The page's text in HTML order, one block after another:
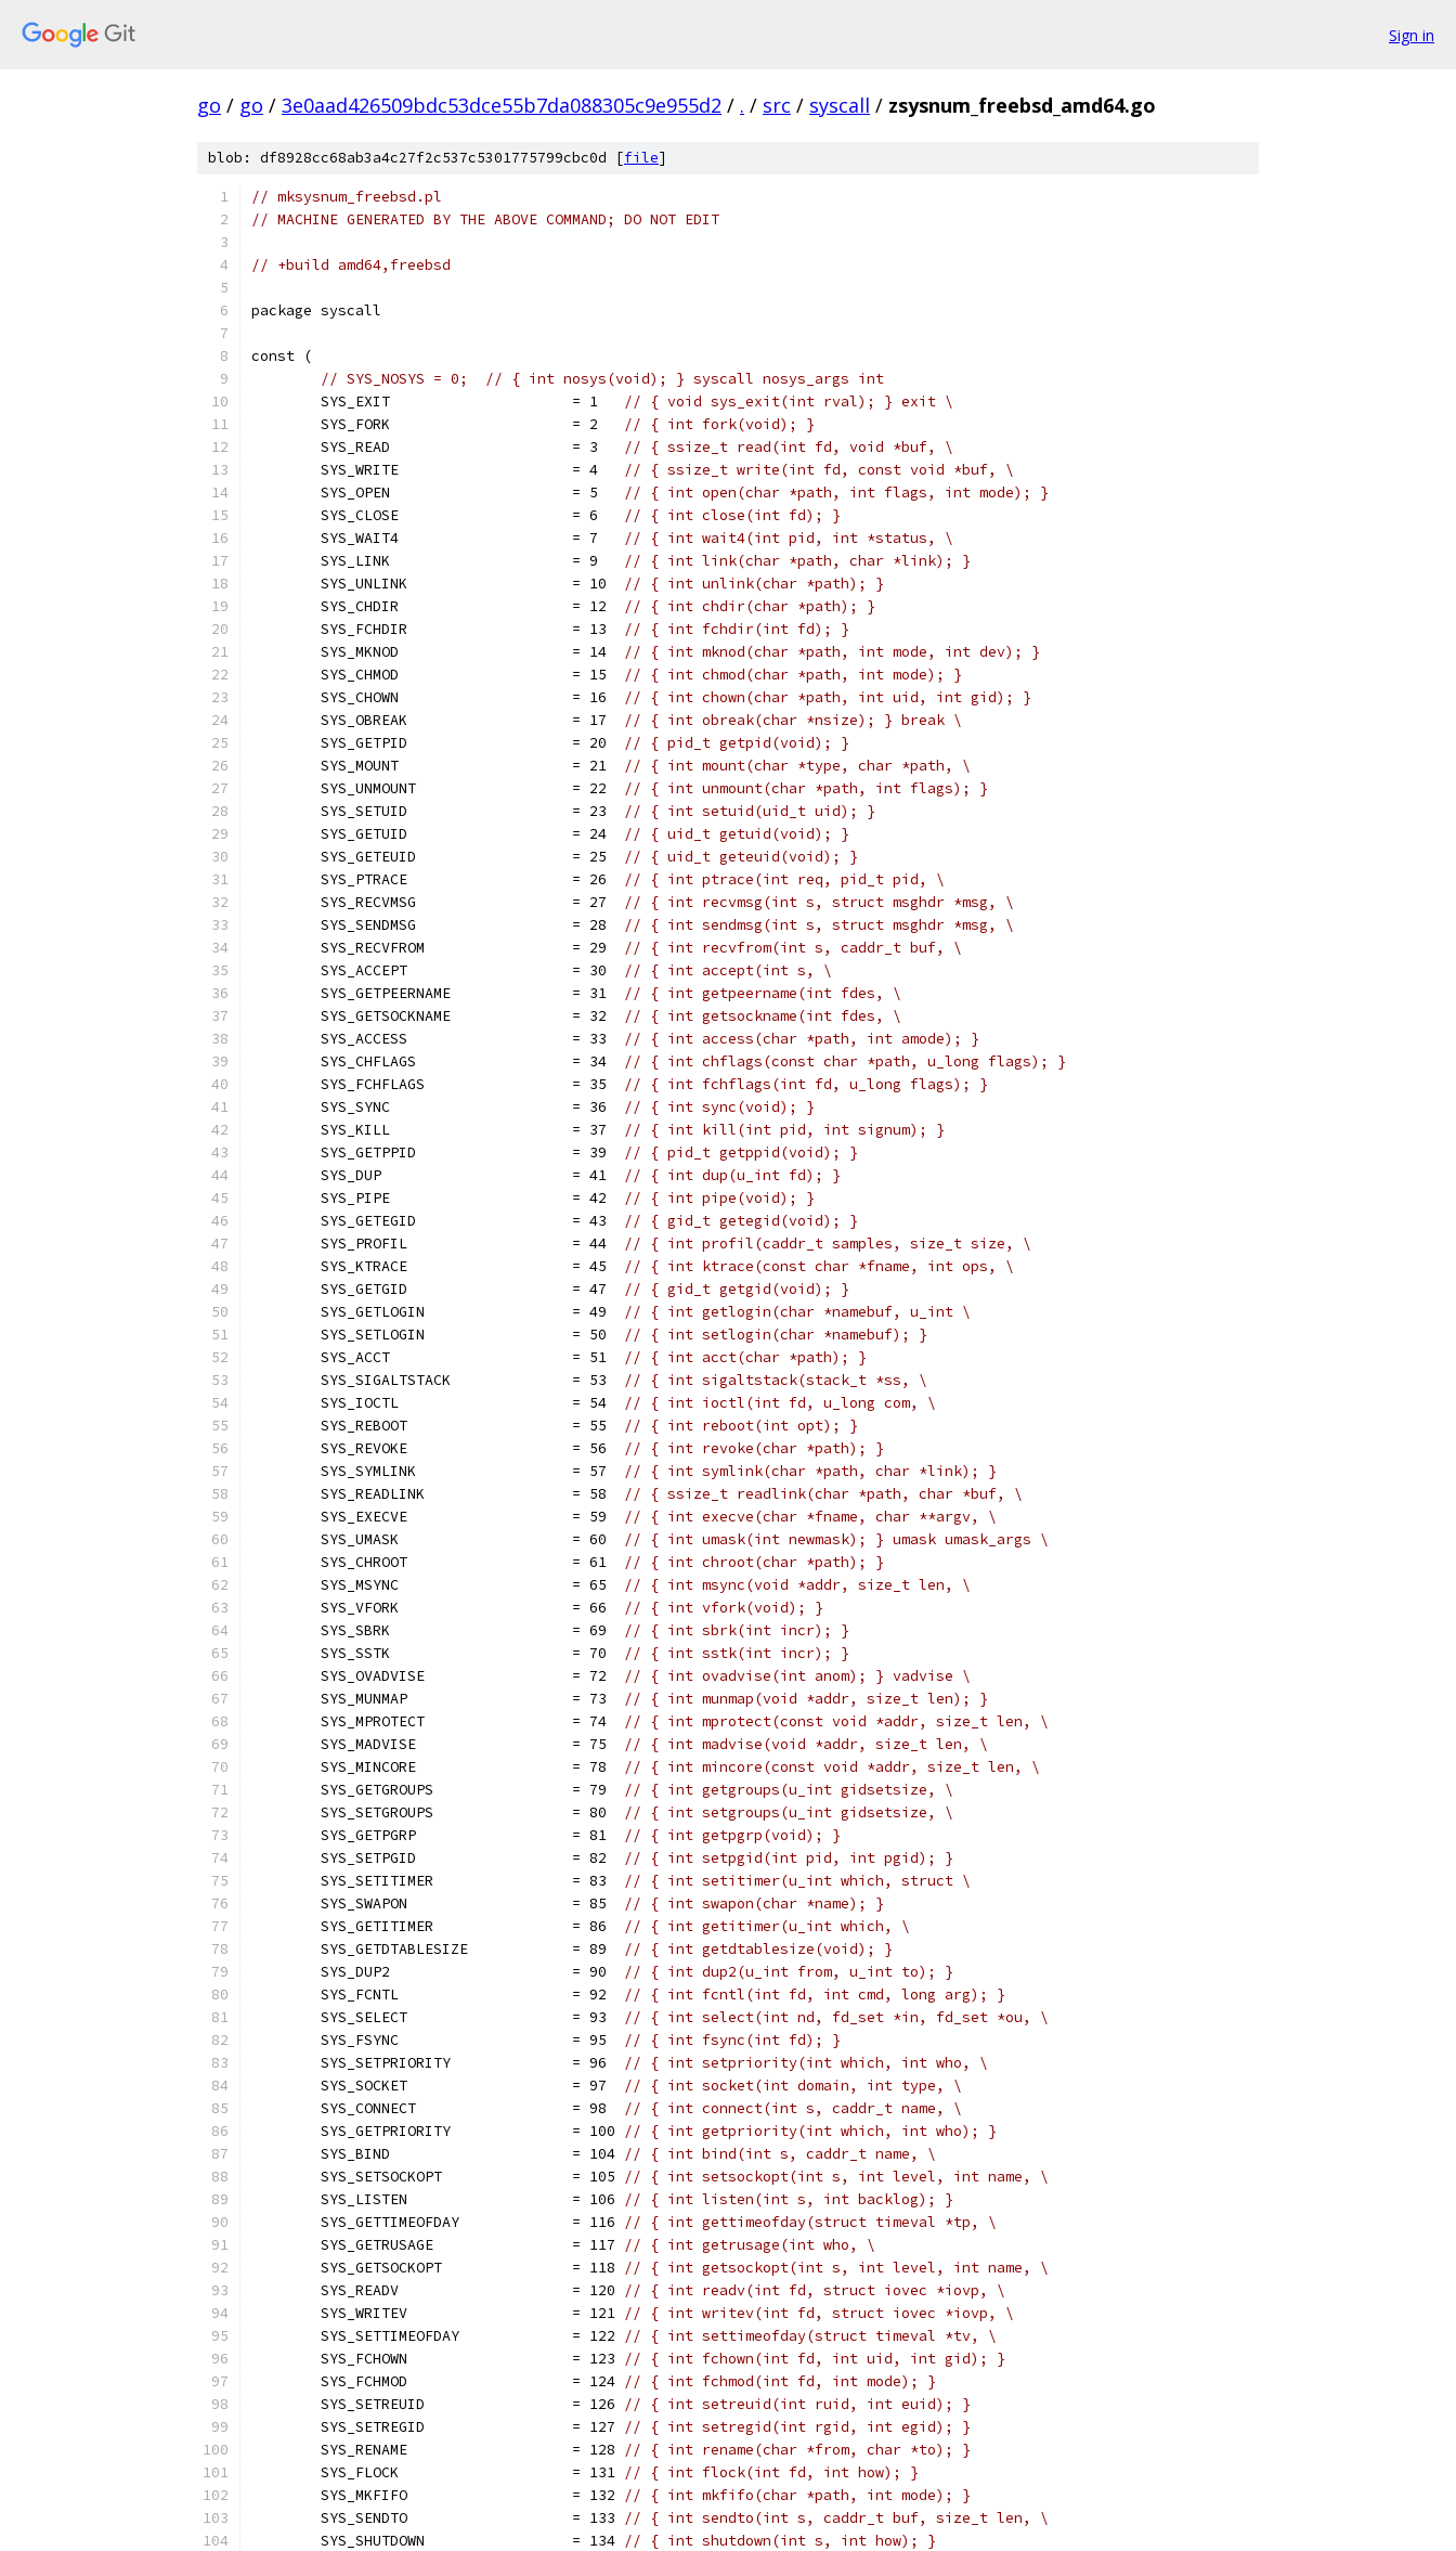
Sign in
go / go / 3e0aad426509bdc53dce55b7da088305c9e955d2 / . / src / syscall / zsysnum_freebsd_amd64.go
blob: df8928cc68ab3a4c27f2c537c5301775799cbc0d [file]
// mksysnum_freebsd.pl
// MACHINE GENERATED BY THE ABOVE COMMAND; DO NOT EDIT
// +build amd64,freebsd
package syscall
const (
// SYS_NOSYS = 0;  // { int nosys(void); } syscall nosys_args int
	SYS_EXIT                     = 1
// { void sys_exit(int rval); } exit \
	SYS_FORK                     = 2
// { int fork(void); }
	SYS_READ                     = 3
// { ssize_t read(int fd, void *buf, \
	SYS_WRITE                    = 4
// { ssize_t write(int fd, const void *buf, \
	SYS_OPEN                     = 5
// { int open(char *path, int flags, int mode); }
	SYS_CLOSE                    = 6
// { int close(int fd); }
	SYS_WAIT4                    = 7
// { int wait4(int pid, int *status, \
	SYS_LINK                     = 9
// { int link(char *path, char *link); }
	SYS_UNLINK                   = 10
// { int unlink(char *path); }
	SYS_CHDIR                    = 12
// { int chdir(char *path); }
	SYS_FCHDIR                   = 13
// { int fchdir(int fd); }
	SYS_MKNOD                    = 14
// { int mknod(char *path, int mode, int dev); }
	SYS_CHMOD                    = 15
// { int chmod(char *path, int mode); }
	SYS_CHOWN                    = 16
// { int chown(char *path, int uid, int gid); }
	SYS_OBREAK                   = 17
// { int obreak(char *nsize); } break \
	SYS_GETPID                   = 20
// { pid_t getpid(void); }
	SYS_MOUNT                    = 21
// { int mount(char *type, char *path, \
	SYS_UNMOUNT                  = 22
// { int unmount(char *path, int flags); }
	SYS_SETUID                   = 23
// { int setuid(uid_t uid); }
	SYS_GETUID                   = 24
// { uid_t getuid(void); }
	SYS_GETEUID                  = 25
// { uid_t geteuid(void); }
	SYS_PTRACE                   = 26
// { int ptrace(int req, pid_t pid, \
	SYS_RECVMSG                  = 27
// { int recvmsg(int s, struct msghdr *msg, \
	SYS_SENDMSG                  = 28
// { int sendmsg(int s, struct msghdr *msg, \
	SYS_RECVFROM                 = 29
// { int recvfrom(int s, caddr_t buf, \
	SYS_ACCEPT                   = 30
// { int accept(int s, \
	SYS_GETPEERNAME              = 31
// { int getpeername(int fdes, \
	SYS_GETSOCKNAME              = 32
// { int getsockname(int fdes, \
	SYS_ACCESS                   = 33
// { int access(char *path, int amode); }
	SYS_CHFLAGS                  = 34
// { int chflags(const char *path, u_long flags); }
	SYS_FCHFLAGS                 = 35
// { int fchflags(int fd, u_long flags); }
	SYS_SYNC                     = 36
// { int sync(void); }
	SYS_KILL                     = 37
// { int kill(int pid, int signum); }
	SYS_GETPPID                  = 39
// { pid_t getppid(void); }
	SYS_DUP                      = 41
// { int dup(u_int fd); }
	SYS_PIPE                     = 42
// { int pipe(void); }
	SYS_GETEGID                  = 43
// { gid_t getegid(void); }
	SYS_PROFIL                   = 44
// { int profil(caddr_t samples, size_t size, \
	SYS_KTRACE                   = 45
// { int ktrace(const char *fname, int ops, \
	SYS_GETGID                   = 47
// { gid_t getgid(void); }
	SYS_GETLOGIN                 = 49
// { int getlogin(char *namebuf, u_int \
	SYS_SETLOGIN                 = 50
// { int setlogin(char *namebuf); }
	SYS_ACCT                     = 51
// { int acct(char *path); }
	SYS_SIGALTSTACK              = 53
// { int sigaltstack(stack_t *ss, \
	SYS_IOCTL                    = 54
// { int ioctl(int fd, u_long com, \
	SYS_REBOOT                   = 55
// { int reboot(int opt); }
	SYS_REVOKE                   = 56
// { int revoke(char *path); }
	SYS_SYMLINK                  = 57
// { int symlink(char *path, char *link); }
	SYS_READLINK                 = 58
// { ssize_t readlink(char *path, char *buf, \
	SYS_EXECVE                   = 59
// { int execve(char *fname, char **argv, \
	SYS_UMASK                    = 60
// { int umask(int newmask); } umask umask_args \
	SYS_CHROOT                   = 61
// { int chroot(char *path); }
	SYS_MSYNC                    = 65
// { int msync(void *addr, size_t len, \
	SYS_VFORK                    = 66
// { int vfork(void); }
	SYS_SBRK                     = 69
// { int sbrk(int incr); }
	SYS_SSTK                     = 70
// { int sstk(int incr); }
	SYS_OVADVISE                 = 72
// { int ovadvise(int anom); } vadvise \
	SYS_MUNMAP                   = 73
// { int munmap(void *addr, size_t len); }
	SYS_MPROTECT                 = 74
// { int mprotect(const void *addr, size_t len, \
	SYS_MADVISE                  = 75
// { int madvise(void *addr, size_t len, \
	SYS_MINCORE                  = 78
// { int mincore(const void *addr, size_t len, \
	SYS_GETGROUPS                = 79
// { int getgroups(u_int gidsetsize, \
	SYS_SETGROUPS                = 80
// { int setgroups(u_int gidsetsize, \
	SYS_GETPGRP                  = 81
// { int getpgrp(void); }
	SYS_SETPGID                  = 82
// { int setpgid(int pid, int pgid); }
	SYS_SETITIMER                = 83
// { int setitimer(u_int which, struct \
	SYS_SWAPON                   = 85
// { int swapon(char *name); }
	SYS_GETITIMER                = 86
// { int getitimer(u_int which, \
	SYS_GETDTABLESIZE            = 89
// { int getdtablesize(void); }
	SYS_DUP2                     = 90
// { int dup2(u_int from, u_int to); }
	SYS_FCNTL                    = 92
// { int fcntl(int fd, int cmd, long arg); }
	SYS_SELECT                   = 93
// { int select(int nd, fd_set *in, fd_set *ou, \
	SYS_FSYNC                    = 95
// { int fsync(int fd); }
	SYS_SETPRIORITY              = 96
// { int setpriority(int which, int who, \
	SYS_SOCKET                   = 97
// { int socket(int domain, int type, \
	SYS_CONNECT                  = 98
// { int connect(int s, caddr_t name, \
	SYS_GETPRIORITY              = 100
// { int getpriority(int which, int who); }
	SYS_BIND                     = 104
// { int bind(int s, caddr_t name, \
	SYS_SETSOCKOPT               = 105
// { int setsockopt(int s, int level, int name, \
	SYS_LISTEN                   = 106
// { int listen(int s, int backlog); }
	SYS_GETTIMEOFDAY             = 116
// { int gettimeofday(struct timeval *tp, \
	SYS_GETRUSAGE                = 117
// { int getrusage(int who, \
	SYS_GETSOCKOPT               = 118
// { int getsockopt(int s, int level, int name, \
	SYS_READV                    = 120
// { int readv(int fd, struct iovec *iovp, \
	SYS_WRITEV                   = 121
// { int writev(int fd, struct iovec *iovp, \
	SYS_SETTIMEOFDAY             = 122
// { int settimeofday(struct timeval *tv, \
	SYS_FCHOWN                   = 123
// { int fchown(int fd, int uid, int gid); }
	SYS_FCHMOD                   = 124
// { int fchmod(int fd, int mode); }
	SYS_SETREUID                 = 126
// { int setreuid(int ruid, int euid); }
	SYS_SETREGID                 = 127
// { int setregid(int rgid, int egid); }
	SYS_RENAME                   = 128
// { int rename(char *from, char *to); }
	SYS_FLOCK                    = 131
// { int flock(int fd, int how); }
	SYS_MKFIFO                   = 132
// { int mkfifo(char *path, int mode); }
	SYS_SENDTO                   = 133
// { int sendto(int s, caddr_t buf, size_t len, \
	SYS_SHUTDOWN                 = 134
// { int shutdown(int s, int how); }